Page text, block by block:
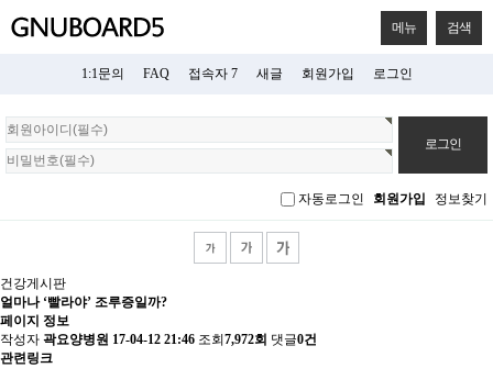
메뉴 검색
1:1문의 FAQ 접속자 7 새글 회원가입 로그인
회
원
로
자동로그인 회원가입 정보찾기
건강게시판
얼마나 ‘빨라야’ 조루증일까?
페이지 정보
작성자 곽요양병원 17-04-12 21:46 조회 7,972회 댓글0건
관련링크